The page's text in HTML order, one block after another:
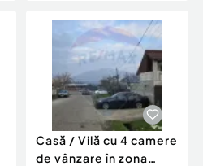
Casă / Vilă cu 4 camere
de vânzare în zona